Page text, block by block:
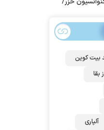
بیت کوین
بقا
آلپاری